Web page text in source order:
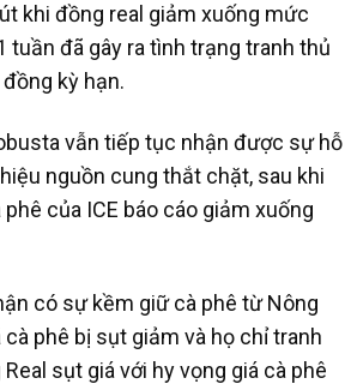
khi đồng real giảm xuống mức
tuần đã gây ra tình trạng tranh thủ
kỳ hạn.
vẫn tiếp tục nhận được sự hỗ
nguồn cung thắt chặt, sau khi
của ICE báo cáo giảm xuống
có sự kềm giữ cà phê từ Nông
cà phê bị sụt giảm và họ chỉ tranh
sụt giá với hy vọng giá cà phê